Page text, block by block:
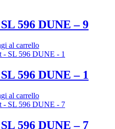
596 DUNE – 9
al carrello
596 DUNE – 1
al carrello
596 DUNE – 7